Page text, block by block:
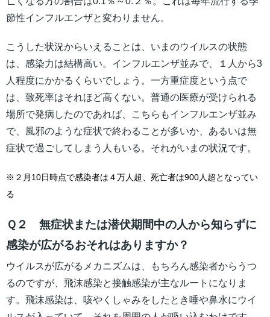
節性インフルエンザと変わりません。
こうした状況からいえることは、いまのウイルスの状態
は、感染力は結構高い。インフルエンザ並みで、１人から3
人程度にかかるくらいでしょう。一方重症度という点で
は、致死率はそれほど高くない。普通の医療が受けられる
場所で発病したのであれば、こちらもインフルエンザ並み
で、風邪のような症状で終わることが多いか、あるいは無
症状で過ごしてしまう人もいる。それがいまの状況です。
※２月10日時点で感染者は４万人超、死亡者は900人超となってい
る
Ｑ２ 無症状または潜伏期間中の人から知らずに
感染が広がるおそれはありますか？
ウイルスが広がるメカニズムは、もちろん感染者からうつ
るのですが、飛沫感染と接触感染が主なルートになりま
す。飛沫感染は、咳やくしゃみをしたとき唾や鼻水にウイ